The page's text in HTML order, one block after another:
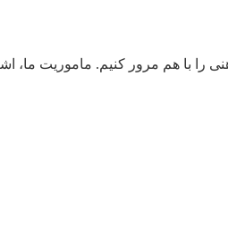
را با هم مرور کنیم. ماموریت